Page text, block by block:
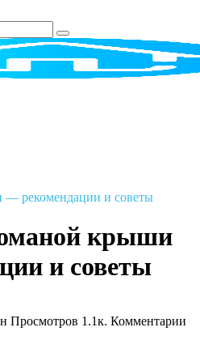
— рекомендации и советы
крыши
и советы
Просмотров 1.1к. Комментарии